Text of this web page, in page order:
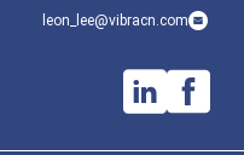
leon_lee@vibracn.com